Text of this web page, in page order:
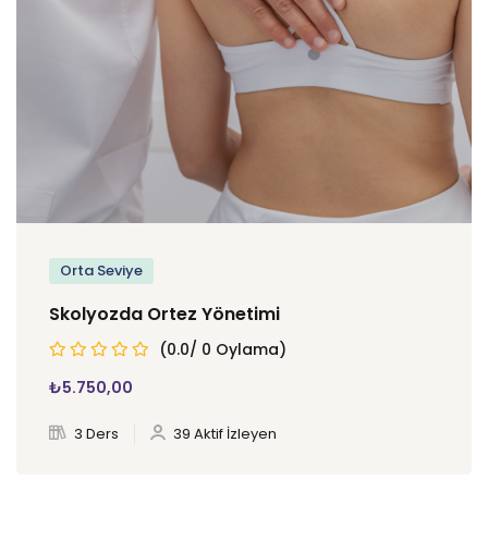
Orta Seviye
Skolyozda Ortez Yönetimi
(0.0/ 0 Oylama)
₺5.750,00
3 Ders 39 Aktif İzleyen